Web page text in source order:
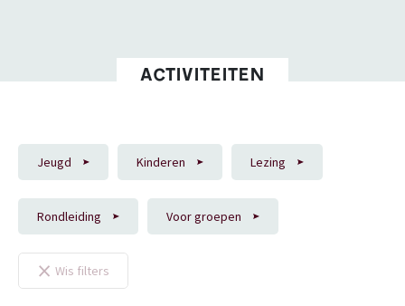
ACTIVITEITEN
Jeugd Kinderen Lezing
Rondleiding Voor groepen
× Wis filters